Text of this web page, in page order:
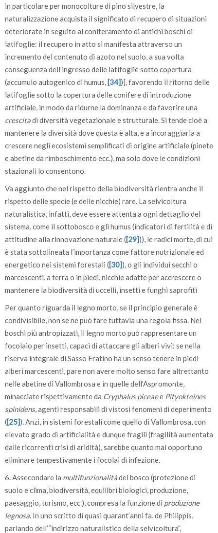
in particolare per monocolture di pino silvestre, la
naturalizzazione acquista il significato di recupero di situazioni
deteriorate in seguito al coniferamento di antichi boschi di
latifoglie: il recupero in atto si manifesta attraverso un
incremento del contenuto di azoto nel suolo, a sua volta
conseguenza dell’ingresso delle latifoglie sotto copertura
(accumulo autogenico di humus,[34])], favorendo il ritorno delle
latifoglie sotto la copertura delle conifere di introduzione
artificiale, in modo da ridurne la dominanza e da favorire una
crescitadi diversità vegetazionale e strutturale. Si tende cioè a
mantenere la diversità dove questa è alta, e a incoraggiarla a
crescere negli ecosistemi semplificati di origine artificiale (pinete
e abetine da rimboschimento ecc.), ma solo dove le condizioni
stazionali lo consentono.
Va aggiunto che nel rispetto della biodiversità rientra anche il
rispetto delle specie (e delle nicchie) rare. La selvicoltura
naturalistica, infatti, deve essere attenta a ogni dettaglio del
sistema, come il sottobosco e gli humus (indicatori di fertilità e di
attitudine alla rinnovazione naturale ([29])), le radici morte, di cui
è stata sottolineata l’importanza come fattore nutrizionale ed
energetico nei sistemi forestali ([30]), o gli individui secchi o
marcescenti, a terra o in piedi, nicchie adatte per accrescere o
mantenere la biodiversità di uccelli, insetti e funghi saprofiti
Per quanto riguarda il legno morto, se il principio generale è
condivisibile, non se ne può fare tuttavia una regola fissa. Nei
boschi più antropizzati, il legno morto può rappresentare un
focolaio per insetti, capaci di attaccare gli alberi vivi: se nella
riserva integrale di Sasso Fratino ha un senso tenere in piedi
alberi marcescenti, pare non avere molto senso fare altrettanto
nelle abetine di Vallombrosa e in quelle dell’Aspromonte,
minacciate rispettivamente da Cryphalus piceaee Pityokteines
spinidens, agenti responsabili di vistosi fenomeni di deperimento
([25]). Anzi, in sistemi forestali come quello di Vallombrosa, con
elevato grado di artificialità e dunque fragili (fragilità aumentata
dalle ricorrenti crisi di aridità), sarebbe quanto mai opportuno
eliminare tempestivamente i focolai di infezione.
6. Assecondare la multifunzionalitàdel bosco (protezione di
suolo e clima, biodiversità, equilibri biologici, produzione,
paesaggio, turismo, ecc.), compresa la funzione di produzione
legnosa. In uno scritto di quasi quarant’anni fa, de Philippis,
parlando dell’“indirizzo naturalistico della selvicoltura”,